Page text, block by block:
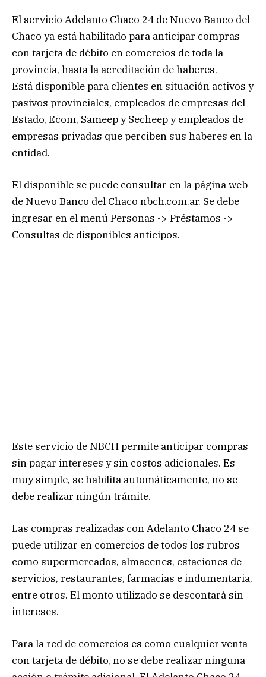
El servicio Adelanto Chaco 24 de Nuevo Banco del
Chaco ya está habilitado para anticipar compras
con tarjeta de débito en comercios de toda la
provincia, hasta la acreditación de haberes.
Está disponible para clientes en situación activos y
pasivos provinciales, empleados de empresas del
Estado, Ecom, Sameep y Secheep y empleados de
empresas privadas que perciben sus haberes en la
entidad.
El disponible se puede consultar en la página web
de Nuevo Banco del Chaco nbch.com.ar. Se debe
ingresar en el menú Personas -> Préstamos ->
Consultas de disponibles anticipos.
Este servicio de NBCH permite anticipar compras
sin pagar intereses y sin costos adicionales. Es
muy simple, se habilita automáticamente, no se
debe realizar ningún trámite.
Las compras realizadas con Adelanto Chaco 24 se
puede utilizar en comercios de todos los rubros
como supermercados, almacenes, estaciones de
servicios, restaurantes, farmacias e indumentaria,
entre otros. El monto utilizado se descontará sin
intereses.
Para la red de comercios es como cualquier venta
con tarjeta de débito, no se debe realizar ninguna